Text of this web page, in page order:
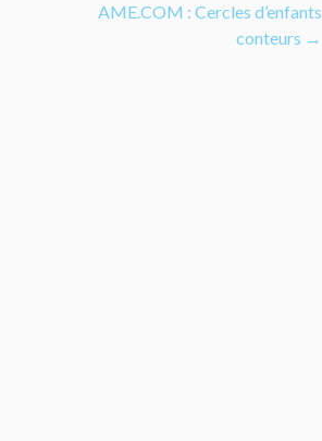
AME.COM : Cercles d’enfants
conteurs →